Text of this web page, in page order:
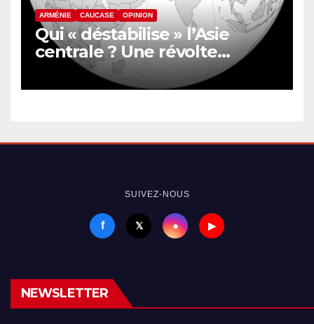
ARMÉNIE CAUCASE OPINION
Qui « déstabilise » l’Asie
centrale ? Une révolte
inquiète le nord de
l’Afghanistan
SUIVEZ-NOUS
f 𝕏 ● ▶
NEWSLETTER